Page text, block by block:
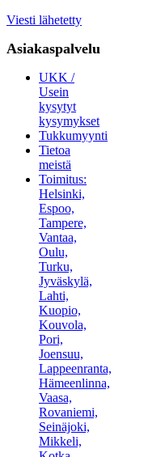
Viesti lähetetty
Asiakaspalvelu
UKK /
Usein
kysytyt
kysymykset
Tukkumyynti
Tietoa
meistä
Toimitus:
Helsinki,
Espoo,
Tampere,
Vantaa,
Oulu,
Turku,
Jyväskylä,
Lahti,
Kuopio,
Kouvola,
Pori,
Joensuu,
Lappeenranta,
Hämeenlinna,
Vaasa,
Rovaniemi,
Seinäjoki,
Mikkeli,